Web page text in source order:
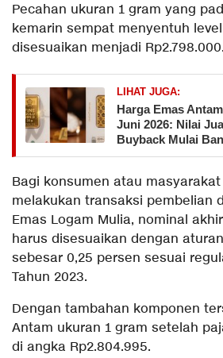
Pecahan ukuran 1 gram yang
kemarin sempat menyentuh
disesuaikan menjadi Rp2.798.000.
LIHAT JUGA:
Harga Emas
Juni 2026: Nilai
Buyback Mulai
​Bagi konsumen atau
melakukan transaksi pembelian
Emas Logam Mulia, nominal
harus disesuaikan dengan
sebesar 0,25 persen sesuai
Tahun 2023.
Dengan tambahan komponen
Antam ukuran 1 gram setelah
di angka Rp2.804.995.